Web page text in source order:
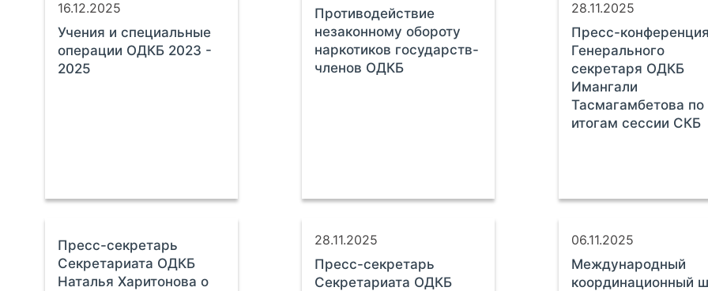
16.12.2025
Учения и специальные
операции ОДКБ 2023 -
2025
Противодействие
незаконному обороту
наркотиков государств-
членов ОДКБ
28.11.2025
Пресс-
Генерального
секретаря ОДКБ
Имангали
Тасмагамбетова по
итогам сессии СКБ
Пресс-секретарь
Секретариата ОДКБ
Наталья Харитонова о
28.11.2025
Пресс-секретарь
Секретариата ОДКБ
06.11.2025
Международный
координационный